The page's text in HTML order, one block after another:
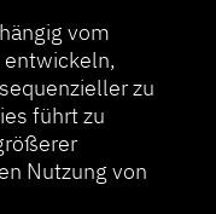
vom
entwickeln,
zu
führt zu
Nutzung von